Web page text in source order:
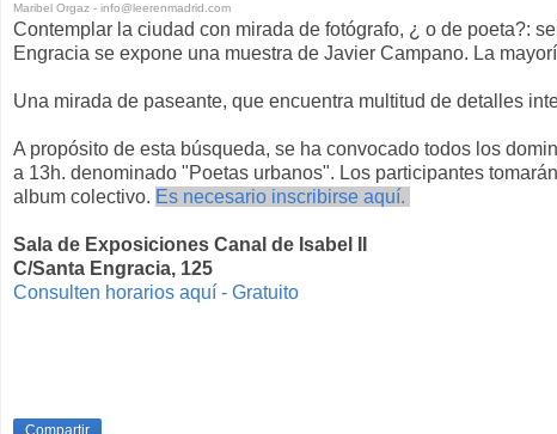
Maribel Orgaz - info@leerenmadrid.com
Contemplar la ciudad con mirada de fotógrafo, ¿ o de poeta?:
Engracia se expone una muestra de Javier Campano. La
Una mirada de paseante, que encuentra multitud de detalles
A propósito de esta búsqueda, se ha convocado todos los
a 13h. denominado "Poetas urbanos". Los participantes
album colectivo. Es necesario inscribirse aquí.
Sala de Exposiciones Canal de Isabel II
C/Santa Engracia, 125
Consulten horarios aquí - Gratuito
Compartir